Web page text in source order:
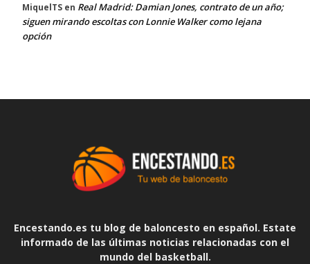
MiquelTS en Real Madrid: Damian Jones, contrato de un año;
siguen mirando escoltas con Lonnie Walker como lejana
opción
Encestando.es tu blog de baloncesto en español. Estate
informado de las últimas noticias relacionadas con el
mundo del basketball.